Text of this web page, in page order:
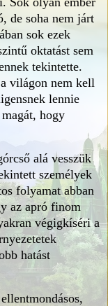
de soha nem járt
sok ezek
oktatást sem
tekintette.
világon nem kell
lennie
hogy
alá vesszük
személyek
folyamat abban
az apró finom
végigkíséri a
hatást